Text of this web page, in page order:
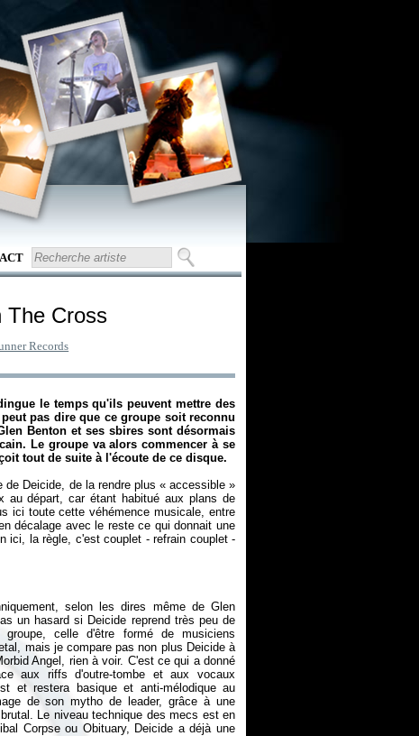
The Cross
Records
le temps qu'ils peuvent mettre des
pas dire que ce groupe soit reconnu
Benton et ses sbires sont désormais
Le groupe va alors commencer à se
tout de suite à l'écoute de ce disque.
Deicide, de la rendre plus « accessible »
au départ, car étant habitué aux plans de
ici toute cette véhémence musicale, entre
décalage avec le reste ce qui donnait une
ici, la règle, c'est couplet - refrain couplet -
selon les dires même de Glen
un hasard si Deicide reprend très peu de
celle d'être formé de musiciens
mais je compare pas non plus Deicide à
Angel, rien à voir. C'est ce qui a donné
aux riffs d'outre-tombe et aux vocaux
et restera basique et anti-mélodique au
de son mytho de leader, grâce à une
Le niveau technique des mecs est en
Corpse ou Obituary, Deicide a déjà une